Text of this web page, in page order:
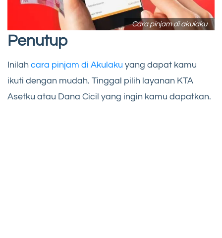
Cara pinjam di akulaku
Penutup
Inilah cara pinjam di Akulaku yang dapat kamu
ikuti dengan mudah. Tinggal pilih layanan KTA
Asetku atau Dana Cicil yang ingin kamu dapatkan.